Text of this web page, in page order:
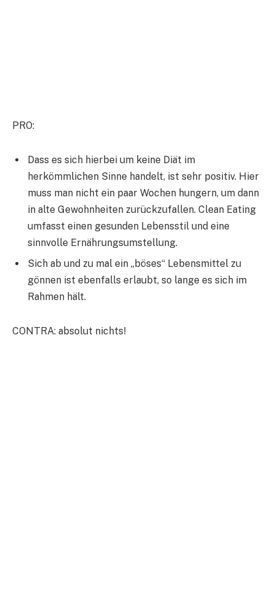
PRO:
Dass es sich hierbei um keine Diät im
herkömmlichen Sinne handelt, ist sehr positiv. Hier
muss man nicht ein paar Wochen hungern, um dann
in alte Gewohnheiten zurückzufallen. Clean Eating
umfasst einen gesunden Lebensstil und eine
sinnvolle Ernährungsumstellung.
Sich ab und zu mal ein „böses“ Lebensmittel zu
gönnen ist ebenfalls erlaubt, so lange es sich im
Rahmen hält.
CONTRA: absolut nichts!